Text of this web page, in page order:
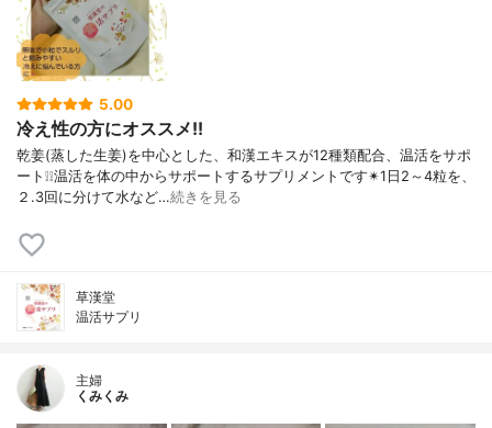
5.00
冷え性の方にオススメ!!
乾姜(蒸した生姜)を中心とした、和漢エキスが12種類配合、温活をサポ
ート❕❕温活を体の中からサポートするサプリメントです✴1日2～4粒を、
２.3回に分けて水など…続きを見る
草漢堂
温活サプリ
主婦
くみくみ